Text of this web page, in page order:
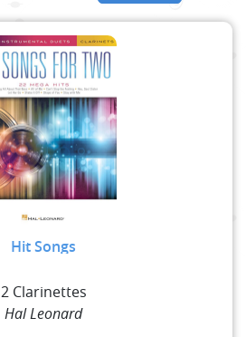
Hit Songs
2 Clarinettes
Hal Leonard